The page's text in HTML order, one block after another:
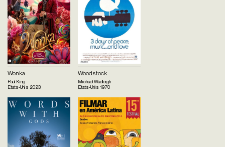
Wonka
Paul King
Etats-Unis 2023
Woodstock
Michael Wadleigh
Etats-Unis 1970